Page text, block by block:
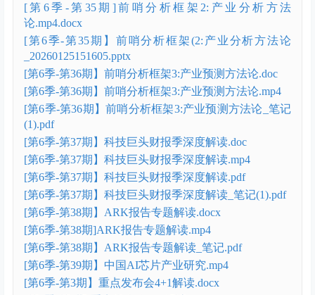
[第6季-第35期]前哨分析框架2:产业分析方法
论.mp4.docx
[第6季-第35期】前哨分析框架(2:产业分析方法论
_20260125151605.pptx
[第6季-第36期】前哨分析框架3:产业预测方法论.doc
[第6季-第36期】前哨分析框架3:产业预测方法论.mp4
[第6季-第36期】前哨分析框架3:产业预测方法论_笔记
(1).pdf
[第6季-第37期】科技巨头财报季深度解读.doc
[第6季-第37期】科技巨头财报季深度解读.mp4
[第6季-第37期】科技巨头财报季深度解读.pdf
[第6季-第37期】科技巨头财报季深度解读_笔记(1).pdf
[第6季-第38期】ARK报告专题解读.docx
[第6季-第38期]ARK报告专题解读.mp4
[第6季-第38期】ARK报告专题解读_笔记.pdf
[第6季-第39期】中国AI芯片产业研究.mp4
[第6季-第3期】重点发布会4+1解读.docx